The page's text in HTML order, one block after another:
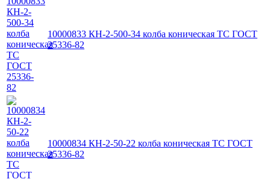
10000833 КН-2-500-34 колба коническая ТС ГОСТ
25336-82
10000834 КН-2-50-22 колба коническая ТС ГОСТ
25336-82